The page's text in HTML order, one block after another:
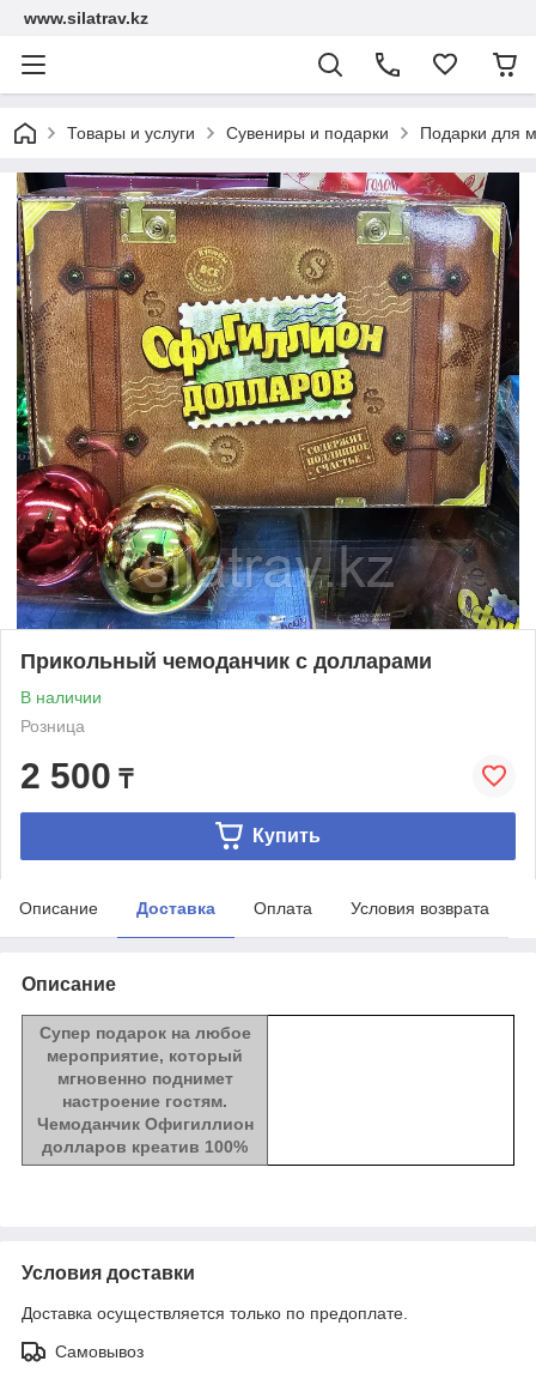
www.silatrav.kz
Товары и услуги Сувениры и подарки Подарки для
Прикольный чемоданчик с долларами
В наличии
Розница
2 500 ₸
Купить
Описание Доставка Оплата Условия возврата
Описание
Супер подарок на любое
мероприятие, который
мгновенно поднимет
настроение гостям.
Чемоданчик Офигиллион
долларов креатив 100%
Условия доставки
Доставка осуществляется только по предоплате.
Самовывоз